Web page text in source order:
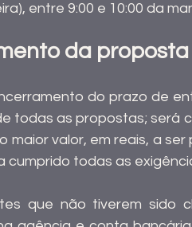
entre 9:00 e 10:00 da
da proposta
do prazo de
todas as propostas; será
maior valor, em reais, a
cumprido todas as
que não tiverem sido